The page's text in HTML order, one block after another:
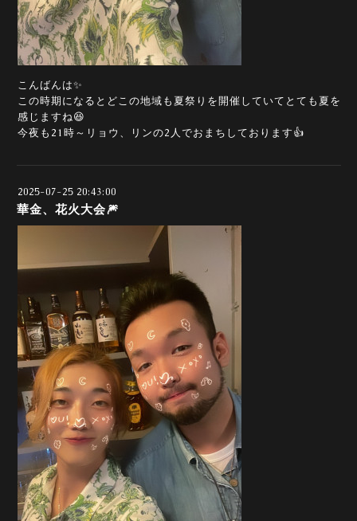
こんばんは✨
この時期になるとどこの地域も夏祭りを開催していてとても夏を
感じますね😆
今夜も21時～リョウ、リンの2人でおまちしております👍️
2025-07-25 20:43:00
華金、花火大会🎆